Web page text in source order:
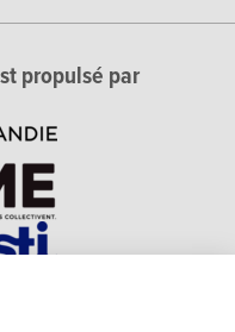
propulsé par